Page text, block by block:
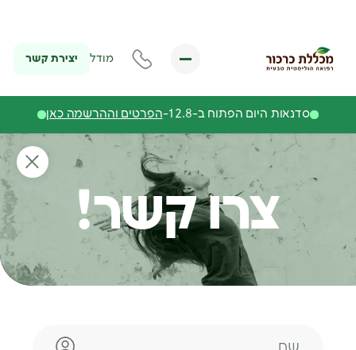
מודל יצירת קשר
סדנאות היום הפתוח ב-12.8- הפרטים וההרשמה כאן
צרו קשר!